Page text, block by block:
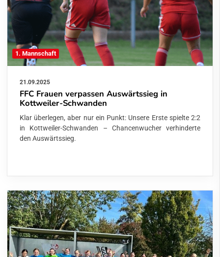
1. Mannschaft
21.09.2025
FFC Frauen verpassen Auswärtssieg in
Kottweiler-Schwanden
Klar überlegen, aber nur ein Punkt: Unsere Erste spielte 2:2
in Kottweiler-Schwanden – Chancenwucher verhinderte
den Auswärtssieg.